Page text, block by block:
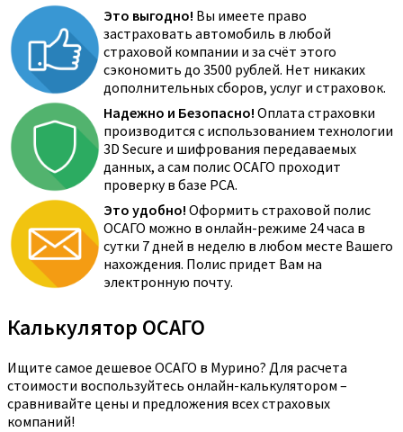
Это выгодно! Вы имеете право
застраховать автомобиль в любой
страховой компании и за счёт этого
сэкономить до 3500 рублей. Нет никаких
дополнительных сборов, услуг и страховок.
Надежно и Безопасно! Оплата страховки
производится с использованием технологии
3D Secure и шифрования передаваемых
данных, а сам полис ОСАГО проходит
проверку в базе РСА.
Это удобно! Оформить страховой полис
ОСАГО можно в онлайн-режиме 24 часа в
сутки 7 дней в неделю в любом месте Вашего
нахождения. Полис придет Вам на
электронную почту.
Калькулятор ОСАГО
Ищите самое дешевое ОСАГО в Мурино? Для расчета
стоимости воспользуйтесь онлайн-калькулятором –
сравнивайте цены и предложения всех страховых
компаний!